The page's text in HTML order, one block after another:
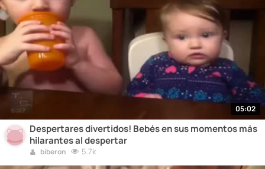
05:02
Despertares divertidos! Bebés en sus momentos más
hilarantes al despertar
biberon 5.7k